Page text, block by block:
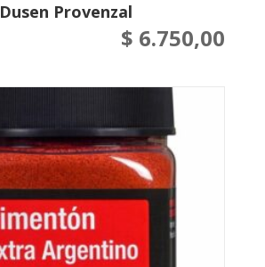
Dusen Provenzal
$ 6.750,00